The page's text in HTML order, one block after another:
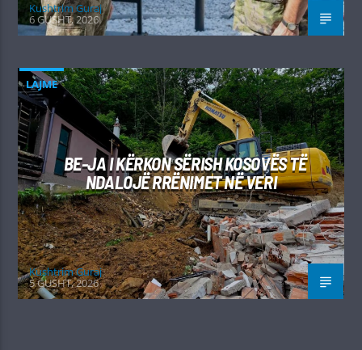
Kushtrim Guraj
6 GUSHT, 2026
LAJME
BE-JA I KËRKON SËRISH KOSOVËS TË
NDALOJË RRËNIMET NË VERI
Kushtrim Guraj
5 GUSHT, 2026